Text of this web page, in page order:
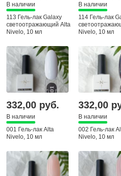
В наличии
113 Гель-лак Galaxy
светоотражающий Alta
Nivelo, 10 мл
В наличии
114 Гель-лак
Nivelo, 10 мл
332,00 руб.
В наличии
001 Гель-лак Alta
Nivelo, 10 мл
332,00
В наличии
002 Гель-лак
Nivelo, 10 мл